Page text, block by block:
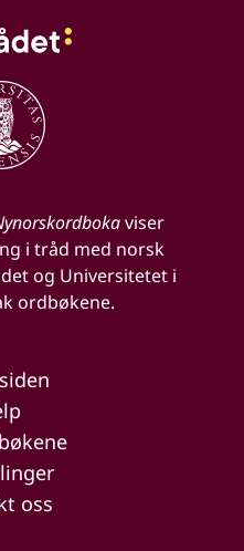
viser
i tråd med norsk
og Universitetet i
ordbøkene.
oss